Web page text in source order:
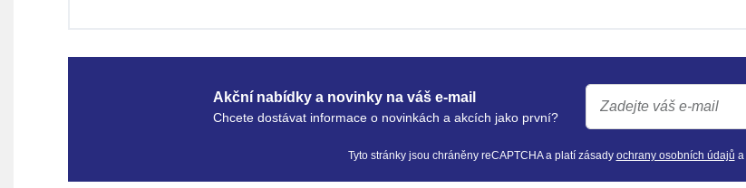
Akční nabídky a novinky na váš e-mail
Chcete dostávat informace o novinkách a akcích jako první?
Tyto stránky jsou chráněny reCAPTCHA a platí zásady ochrany osobních údajů a